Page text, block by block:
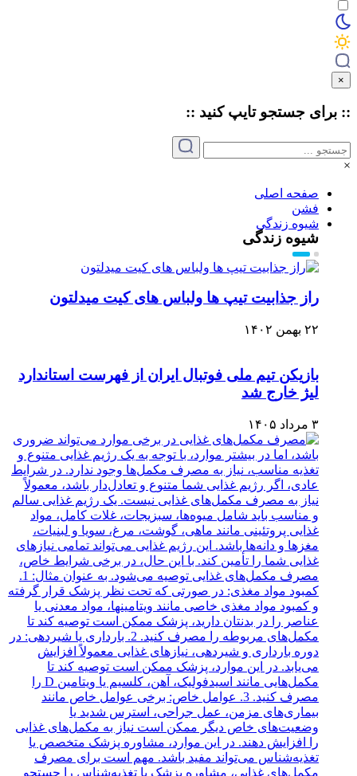
×
:: برای جستجو تایپکنید ::
×
صفحه اصلی
فشن
شیوه زندگی
شیوه زندگی
راز جذابیت تیپ ها ولباس های کیت میدلتون
۲۲ بهمن ۱۴۰۲
بازیکن تیم ملی فوتبال ایران از فهرست استاندارد
لیژ خارج شد
۳ مرداد ۱۴۰۵